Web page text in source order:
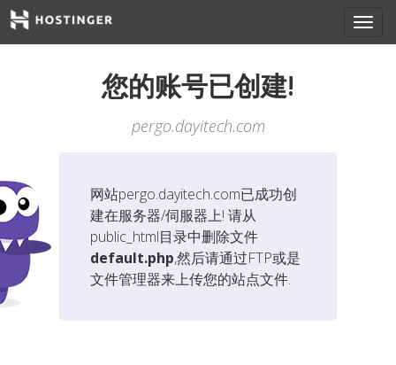
您的账号已创建!
pergo.dayitech.com
网站pergo.dayitech.com已成功创
建在服务器/伺服器上! 请从
public_html目录中删除文件
default.php,然后请通过FTP或是
文件管理器来上传您的站点文件.